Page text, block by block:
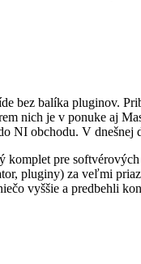
bez balíka pluginov.
nich je v ponuke aj
NI obchodu. V
pre
pluginy) za veľmi
vyššie a predbehli